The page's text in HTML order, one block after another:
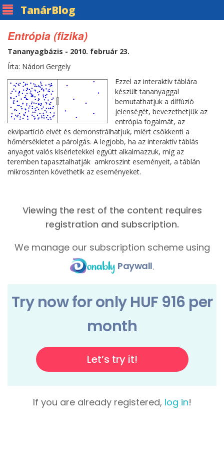
TanárBlog
Entrópia (fizika)
Tananyagbázis - 2010. február 23.
Írta: Nádori Gergely
Ezzel az interaktív táblára
készült tananyaggal
bemutathatjuk a diffúzió
jelenségét, bevezethetjük az
entrópia fogalmát, az
ekvipartíció elvét és demonstrálhatjuk, miért csökkenti a
hőmérsékletet a párolgás. A legjobb, ha az interaktív táblás
anyagot valós kísérletekkel együtt alkalmazzuk, míg az
teremben tapasztalhatják amkroszint eseményeit, a táblán
mikroszinten követhetik az eseményeket.